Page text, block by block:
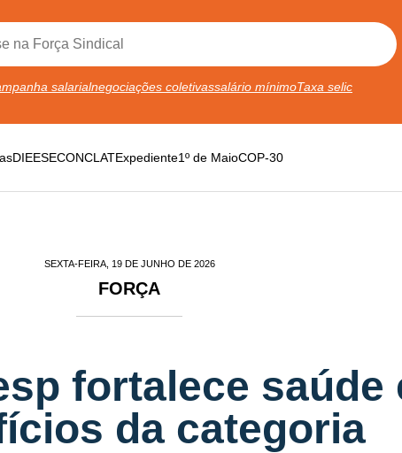
salarialnegociações coletivassalário mínimoTaxa selic
DIEESECONCLATExpediente1º de MaioCOP-30
SEXTA-FEIRA, 19 DE JUNHO DE 2026
FORÇA
fortalece saúde
da categoria